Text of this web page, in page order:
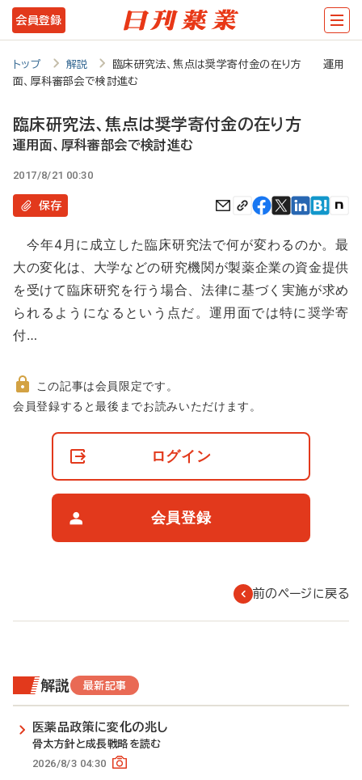
メ
イ
テ
ツ
に
動
会員登録
トップ 解説
臨床研究法、焦点は奨学寄付金の在り方 運用
面、厚科審部会で検討進む
臨床研究法、焦点は奨学寄付金の在り方
運用面、厚科審部会で検討進む
2017/8/21 00:30
保存
今年4月に成立した臨床研究法で何が変わるのか。最
大の変化は、大学などの研究機関が製薬企業の資金提供
を受けて臨床研究を行う場合、法律に基づく実施が求め
られるようになるという点だ。運用面では特に奨学寄
付…
非
この記事は会員限定です。
会員登録すると最後までお読みいただけます。
ログイン
会員登録
前のページに戻る
解説 最新記事
医薬品政策に変化の兆し
骨太方針と成長戦略を読む
2026/8/3 04:30